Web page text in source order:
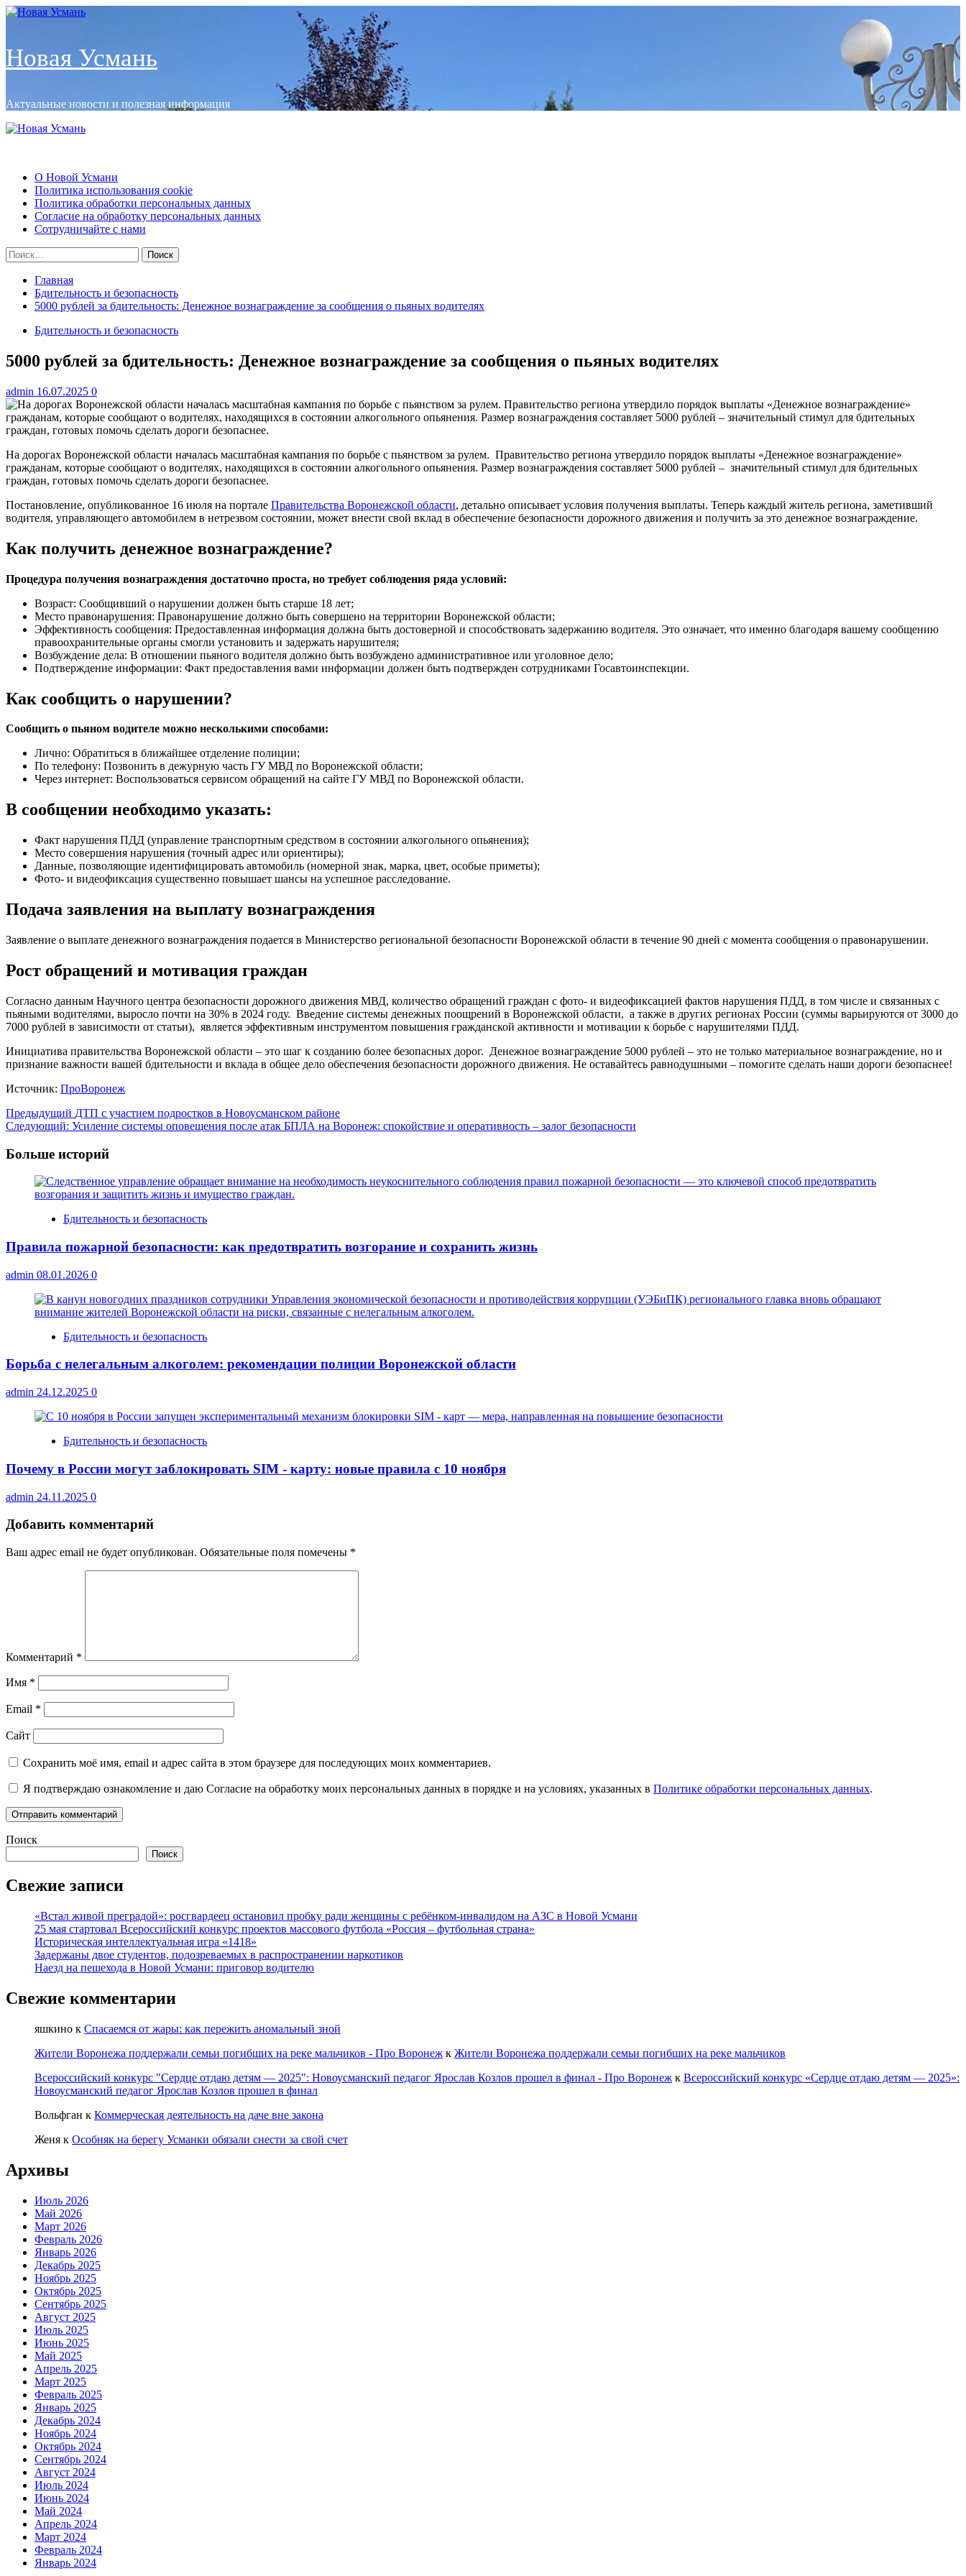
Перейти
Новая Усмань
Актуальные новости и полезная информация
Основное
О Новой Усмани
Политика использования cookie
Политика обработки персональных данных
Согласие на обработку персональных данных
Сотрудничайте с нами
Найти:
Главная
Бдительность и безопасность
5000 рублей за бдительность: Денежное вознаграждение за сообщения о пьяных водителях
Бдительность и безопасность
5000 рублей за бдительность: Денежное вознаграждение за сообщения о пьяных водителях
admin 16.07.2025 0
На дорогах Воронежской области началась масштабная кампания по борьбе с пьянством за рулем. Правительство региона утвердило порядок выплаты «Денежное вознаграждение»
гражданам, которые сообщают о водителях, находящихся в состоянии алкогольного опьянения. Размер вознаграждения составляет 5000 рублей – значительный стимул для бдительных
граждан, готовых помочь сделать дороги безопаснее.
Постановление, опубликованное 16 июля на портале Правительства Воронежской области, детально описывает условия получения выплаты. Теперь каждый житель региона, заметивший
водителя, управляющего автомобилем в нетрезвом состоянии, может внести свой вклад в обеспечение безопасности дорожного движения и получить за это денежное вознаграждение.
Как получить денежное вознаграждение?
Процедура получения вознаграждения достаточно проста, но требует соблюдения ряда условий:
Возраст: Сообщивший о нарушении должен быть старше 18 лет;
Место правонарушения: Правонарушение должно быть совершено на территории Воронежской области;
Эффективность сообщения: Предоставленная информация должна быть достоверной и способствовать задержанию водителя. Это означает, что именно благодаря вашему сообщению
правоохранительные органы смогли установить и задержать нарушителя;
Возбуждение дела: В отношении пьяного водителя должно быть возбуждено административное или уголовное дело;
Подтверждение информации: Факт предоставления вами информации должен быть подтвержден сотрудниками Госавтоинспекции.
Как сообщить о нарушении?
Сообщить о пьяном водителе можно несколькими способами:
Лично: Обратиться в ближайшее отделение полиции;
По телефону: Позвонить в дежурную часть ГУ МВД по Воронежской области;
Через интернет: Воспользоваться сервисом обращений на сайте ГУ МВД по Воронежской области.
В сообщении необходимо указать:
Факт нарушения ПДД (управление транспортным средством в состоянии алкогольного опьянения);
Место совершения нарушения (точный адрес или ориентиры);
Данные, позволяющие идентифицировать автомобиль (номерной знак, марка, цвет, особые приметы);
Фото- и видеофиксация существенно повышает шансы на успешное расследование.
Подача заявления на выплату вознаграждения
Заявление о выплате денежного вознаграждения подается в Министерство региональной безопасности Воронежской области в течение 90 дней с момента сообщения о правонарушении.
Рост обращений и мотивация граждан
Согласно данным Научного центра безопасности дорожного движения МВД, количество обращений граждан с фото- и видеофиксацией фактов нарушения ПДД, в том числе и связанных с
пьяными водителями, выросло почти на 30% в 2024 году. Введение системы денежных поощрений в Воронежской области, а также в других регионах России (суммы варьируются от 3000 до
7000 рублей в зависимости от статьи), является эффективным инструментом повышения гражданской активности и мотивации к борьбе с нарушителями ПДД.
Инициатива правительства Воронежской области – это шаг к созданию более безопасных дорог. Денежное вознаграждение 5000 рублей – это не только материальное вознаграждение, но и
признание важности вашей бдительности и вклада в общее дело обеспечения безопасности дорожного движения. Не оставайтесь равнодушными – помогите сделать наши дороги безопаснее!
Источник: ПроВоронеж
Навигация
записи
Предыдущий ДТП с участием подростков в Новоусманском районе
Следующий: Усиление системы оповещения после атак БПЛА на Воронеж: спокойствие и оперативность – залог безопасности
Больше историй
Бдительность и безопасность
Правила пожарной безопасности: как предотвратить возгорание и сохранить жизнь
admin 08.01.2026 0
Бдительность и безопасность
Борьба с нелегальным алкоголем: рекомендации полиции Воронежской области
admin 24.12.2025 0
Бдительность и безопасность
Почему в России могут заблокировать SIM ‑ карту: новые правила с 10 ноября
admin 24.11.2025 0
Добавить комментарий
Ваш адрес email не будет опубликован. Обязательные поля помечены *
Комментарий *
Имя *
Email *
Сайт
Сохранить моё имя, email и адрес сайта в этом браузере для последующих моих комментариев.
Я подтверждаю ознакомление и даю Согласие на обработку моих персональных данных в порядке и на условиях, указанных в Политике обработки персональных данных.
Поиск
Поиск
Свежие записи
«Встал живой преградой»: росгвардеец остановил пробку ради женщины с ребёнком-инвалидом на АЗС в Новой Усмани
25 мая стартовал Всероссийский конкурс проектов массового футбола «Россия – футбольная страна»
Историческая интеллектуальная игра «1418»
Задержаны двое студентов, подозреваемых в распространении наркотиков
Наезд на пешехода в Новой Усмани: приговор водителю
Свежие комментарии
яшкино к Спасаемся от жары: как пережить аномальный зной
Жители Воронежа поддержали семьи погибших на реке мальчиков - Про Воронеж к Жители Воронежа поддержали семьи погибших на реке мальчиков
Всероссийский конкурс "Сердце отдаю детям — 2025": Новоусманский педагог Ярослав Козлов прошел в финал - Про Воронеж к Всероссийский конкурс «Сердце отдаю детям — 2025»:
Новоусманский педагог Ярослав Козлов прошел в финал
Вольфган к Коммерческая деятельность на даче вне закона
Женя к Особняк на берегу Усманки обязали снести за свой счет
Архивы
Июль 2026
Май 2026
Март 2026
Февраль 2026
Январь 2026
Декабрь 2025
Ноябрь 2025
Октябрь 2025
Сентябрь 2025
Август 2025
Июль 2025
Июнь 2025
Май 2025
Апрель 2025
Март 2025
Февраль 2025
Январь 2025
Декабрь 2024
Ноябрь 2024
Октябрь 2024
Сентябрь 2024
Август 2024
Июль 2024
Июнь 2024
Май 2024
Апрель 2024
Март 2024
Февраль 2024
Январь 2024